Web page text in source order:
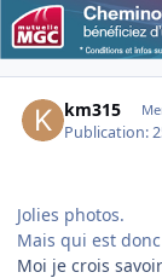
km315
Publication:
Jolies photos.
Mais qui est
Moi je crois